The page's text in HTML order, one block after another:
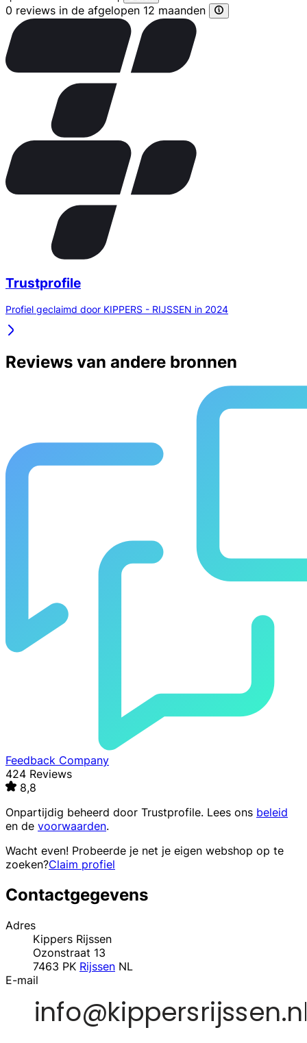
0 reviews in de afgelopen 12 maanden
Trustprofile
Profiel geclaimd door KIPPERS - RIJSSEN in 2024
Reviews van andere bronnen
Feedback Company
424 Reviews
8,8
Onpartijdig beheerd door Trustprofile. Lees ons beleid
en de voorwaarden.
Wacht even! Probeerde je net je eigen webshop op te
zoeken?Claim profiel
Contactgegevens
Adres
Kippers Rijssen
Ozonstraat 13
7463 PK Rijssen NL
E-mail